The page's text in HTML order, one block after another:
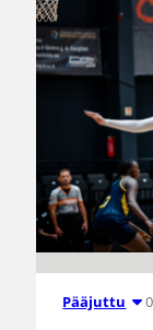
Pääjuttu